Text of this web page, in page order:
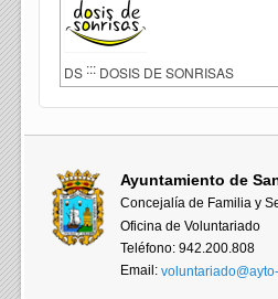
DS ::: DOSIS DE SONRISAS
Ayuntamiento de
Concejalía de Familia y
Oficina de Voluntariado
Teléfono: 942.200.808
Email: